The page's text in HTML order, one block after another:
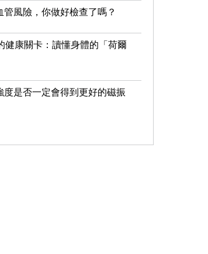
管風險，你做好檢查了嗎？
健康關卡：讀懂身體的「荷爾
度是否一定會得到更好的磁振